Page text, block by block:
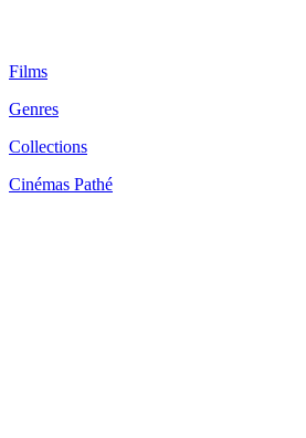
Films
Genres
Collections
Cinémas Pathé